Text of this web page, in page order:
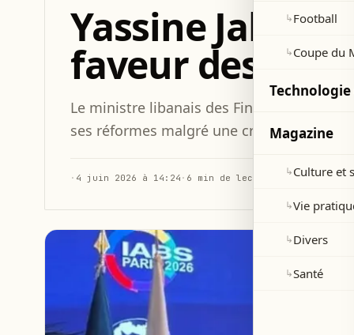
Yassine Jaber
faveur des
Le ministre libanais des Finances,
ses réformes malgré une crise
· 4 juin 2026 à 14:24 · 6 min de lecture
↳Football
↳Coupe du
Technologie
Magazine
↳Culture et
↳Vie
↳Divers
↳Santé